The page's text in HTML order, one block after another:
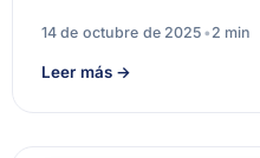
14 de octubre de 2025 • 2 min
Leer más →